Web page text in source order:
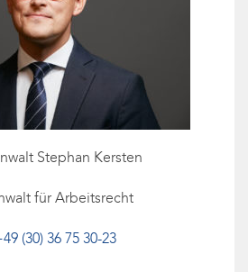
Stephan Kersten
für Arbeitsrecht
(30) 36 75 30-23